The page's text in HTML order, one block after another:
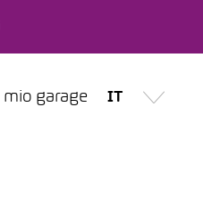
mio garage IT